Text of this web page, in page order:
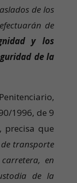
de los
de
y los
de la
1996, de 9
precisa que
transporte
en
de la